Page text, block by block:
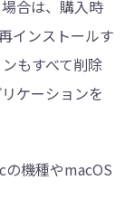
合は、購入時
インストールす
もすべて削除
ケーションを
機種やmacOS